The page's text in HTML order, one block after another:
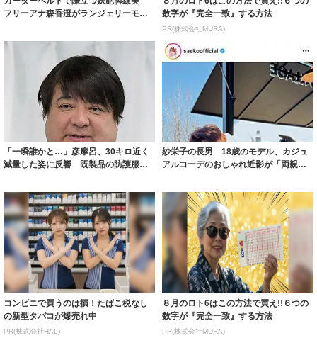
フリーアナ森香澄がランジェリーモデ
数字が『完全一致』する方法
PR(株式会社MURA)
「一瞬誰かと…」彦摩呂、30キロ近く
減量した姿に反響 既製品の防護服が
紗栄子の長男 18歳のモデル、カジュ
アルコーデのおしゃれ近影が「両親の
コンビニで買うのは損！たばこ税なし
の新型タバコが爆売れ中
PR(株式会社HAL)
８月のロト6はこの方法で買え!!６つの
数字が『完全一致』する方法
PR(株式会社MURA)